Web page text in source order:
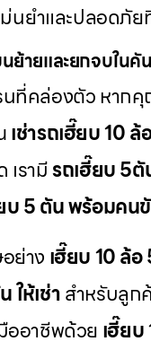
นยำและปลอดภั
ย้ายและยกจบในคั
นที่คล่องตัว หาก
เช่ารถเฮี๊ยบ 10 ล้
เรามีรถเฮี๊ยบ 5ตั
บ 5 ตัน พร้อมคน
ย่าง เฮี๊ยบ 10 ล้
ให้เช่าสำหรับลูก
ออาชีพด้วยเฮี๊ย